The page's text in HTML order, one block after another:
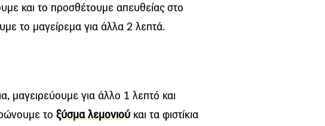
και το προσθέτουμε απευθείας στο
το μαγείρεμα για άλλα 2 λεπτά.
μαγειρεύουμε για άλλο 1 λεπτό και
το ξύσμα λεμονιού και τα φιστίκια